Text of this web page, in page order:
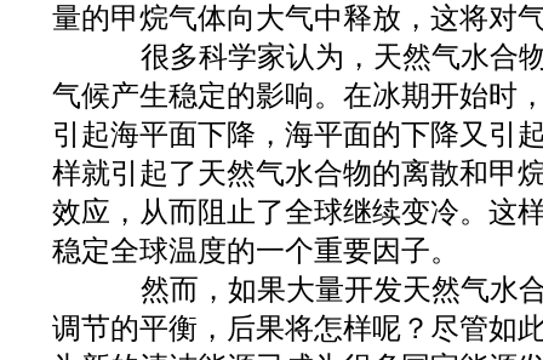
量的甲烷气体向大气中释放，这将对
很多科学家认为，天然气水合
气候产生稳定的影响。在冰期开始时
引起海平面下降，海平面的下降又引
样就引起了天然气水合物的离散和甲
效应，从而阻止了全球继续变冷。这
稳定全球温度的一个重要因子。
然而，如果大量开发天然气水
调节的平衡，后果将怎样呢？尽管如